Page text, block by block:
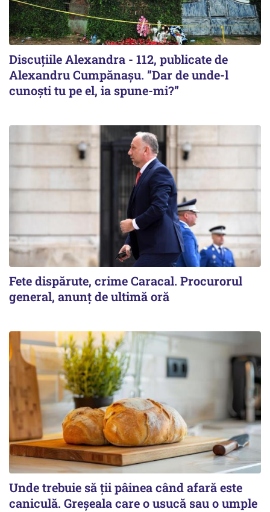
Discuțiile Alexandra - 112, publicate de
Alexandru Cumpănașu. ”Dar de unde-l
cunoști tu pe el, ia spune-mi?”
Fete dispărute, crime Caracal. Procurorul
general, anunț de ultimă oră
Unde trebuie să ții pâinea când afară este
caniculă. Greșeala care o usucă sau o umple